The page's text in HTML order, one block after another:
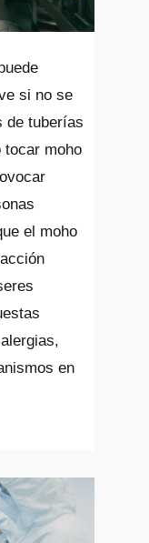
si no se
de tuberías
tocar moho
el moho
en